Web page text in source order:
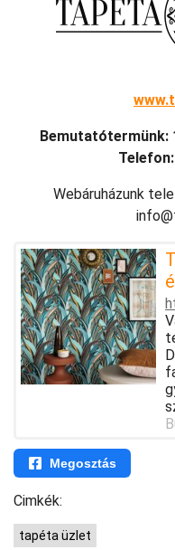
Bemutatótermünk:
Webáruházunk
Megosztás
Cimkék:
tapéta üzlet